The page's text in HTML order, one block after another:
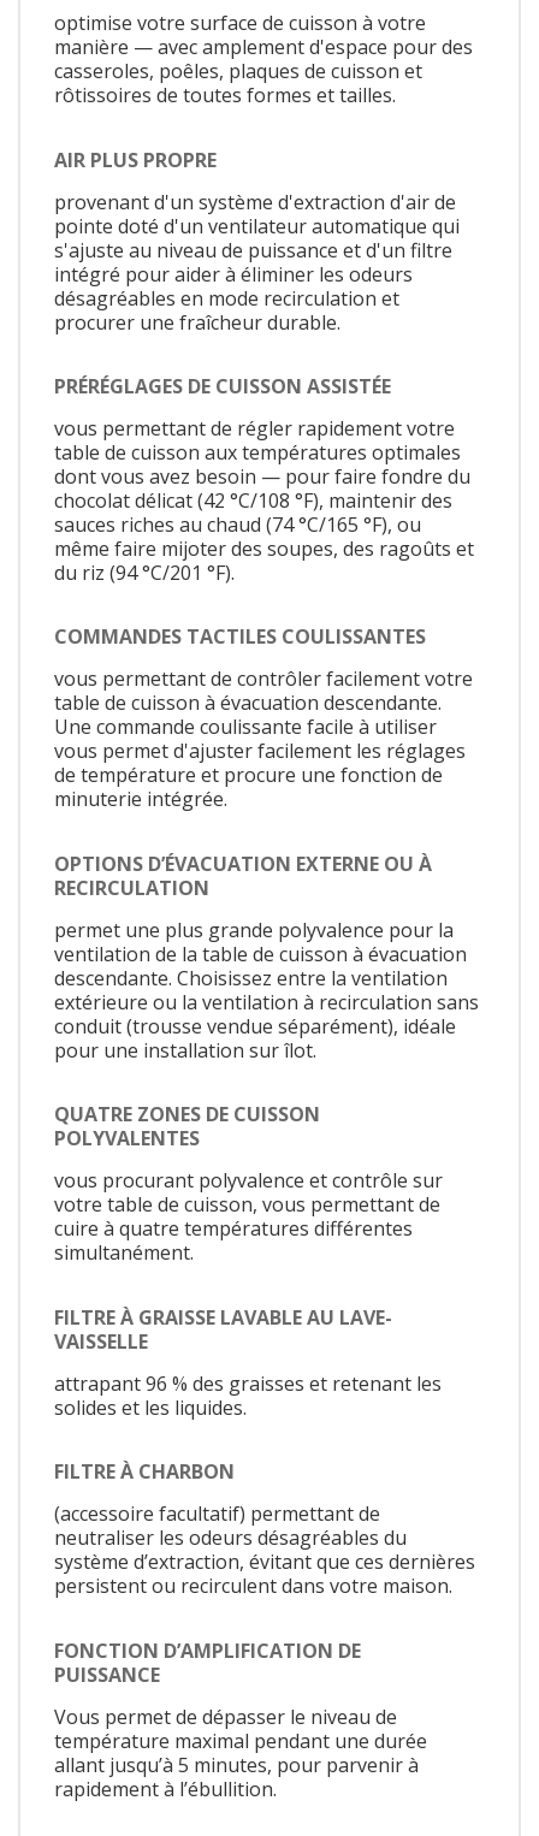
optimise votre surface de cuisson à votre
manière — avec amplement d'espace pour des
casseroles, poêles, plaques de cuisson et
rôtissoires de toutes formes et tailles.
AIR PLUS PROPRE
provenant d'un système d'extraction d'air de
pointe doté d'un ventilateur automatique qui
s'ajuste au niveau de puissance et d'un filtre
intégré pour aider à éliminer les odeurs
désagréables en mode recirculation et
procurer une fraîcheur durable.
PRÉRÉGLAGES DE CUISSON ASSISTÉE
vous permettant de régler rapidement votre
table de cuisson aux températures optimales
dont vous avez besoin — pour faire fondre du
chocolat délicat (42 °C/108 °F), maintenir des
sauces riches au chaud (74 °C/165 °F), ou
même faire mijoter des soupes, des ragoûts et
du riz (94 °C/201 °F).
COMMANDES TACTILES COULISSANTES
vous permettant de contrôler facilement votre
table de cuisson à évacuation descendante.
Une commande coulissante facile à utiliser
vous permet d'ajuster facilement les réglages
de température et procure une fonction de
minuterie intégrée.
OPTIONS D’ÉVACUATION EXTERNE OU À
RECIRCULATION
permet une plus grande polyvalence pour la
ventilation de la table de cuisson à évacuation
descendante. Choisissez entre la ventilation
extérieure ou la ventilation à recirculation sans
conduit (trousse vendue séparément), idéale
pour une installation sur îlot.
QUATRE ZONES DE CUISSON
POLYVALENTES
vous procurant polyvalence et contrôle sur
votre table de cuisson, vous permettant de
cuire à quatre températures différentes
simultanément.
FILTRE À GRAISSE LAVABLE AU LAVE-
VAISSELLE
attrapant 96 % des graisses et retenant les
solides et les liquides.
FILTRE À CHARBON
(accessoire facultatif) permettant de
neutraliser les odeurs désagréables du
système d’extraction, évitant que ces dernières
persistent ou recirculent dans votre maison.
FONCTION D’AMPLIFICATION DE
PUISSANCE
Vous permet de dépasser le niveau de
température maximal pendant une durée
allant jusqu’à 5 minutes, pour parvenir à
rapidement à l’ébullition.